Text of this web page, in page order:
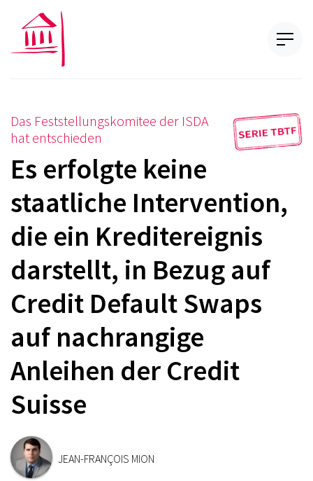
Das Feststellungskomitee der ISDA
hat entschieden
Es erfolgte keine
staatliche Intervention,
die ein Kreditereignis
darstellt, in Bezug auf
Credit Default Swaps
auf nachrangige
Anleihen der Credit
Suisse
JEAN-FRANÇOIS MION